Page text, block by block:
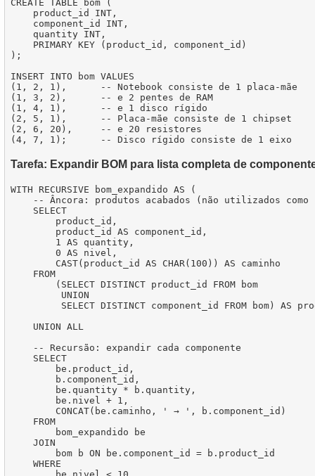
CREATE TABLE bom (
    product_id INT,
    component_id INT,
    quantity INT,
    PRIMARY KEY (product_id, component_id)
);
INSERT INTO bom VALUES
(1, 2, 1),      -- Notebook consiste de 1 placa-mãe
(1, 3, 2),      -- e 2 pentes de RAM
(1, 4, 1),      -- e 1 disco rígido
(2, 5, 1),      -- Placa-mãe consiste de 1 chipset
(2, 6, 20),     -- e 20 resistores
Tarefa: Expandir BOM para lista completa de
WITH RECURSIVE bom_expandido AS (
-- Âncora: produtos acabados (não utilizados como
    SELECT
        product_id,
        product_id AS component_id,
        1 AS quantity,
        0 AS nivel,
        CAST(product_id AS CHAR(100)) AS caminho
    FROM
        (SELECT DISTINCT product_id FROM bom
         UNION
SELECT DISTINCT component_id FROM bom) AS
    UNION ALL
    -- Recursão: expandir cada componente
    SELECT
        be.product_id,
        b.component_id,
        be.quantity * b.quantity,
        be.nivel + 1,
        CONCAT(be.caminho, ' → ', b.component_id)
    FROM
        bom_expandido be
    JOIN
        bom b ON be.component_id = b.product_id
    WHERE